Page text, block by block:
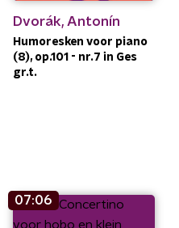
Dvorák, Antonín
Humoresken voor piano
(8), op.101 - nr.7 in Ges
gr.t.
07:06